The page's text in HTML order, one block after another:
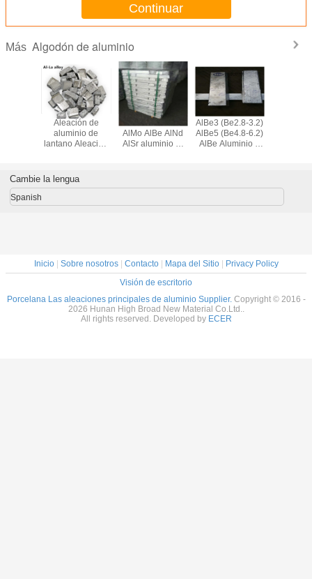
Continuar
Más Algodón de aluminio
Aleación de
aluminio de
lantano Aleación
tierras raras para
endurecedores
AlMo AlBe AlNd
AlSr aluminio al
AlBe3 (Be2.8-3.2)
AlBe5 (Be4.8-6.2)
AlBe Aluminio y
tierras
Cambie la lengua
Spanish
Inicio| Sobre nosotros| Contacto| Mapa del Sitio|
Privacy Policy
Visión de escritorio
Porcelana Las aleaciones principales de aluminio Supplier. Copyright © 2016 -
2026 Hunan High Broad New Material Co.Ltd..
All rights reserved. Developed by ECER